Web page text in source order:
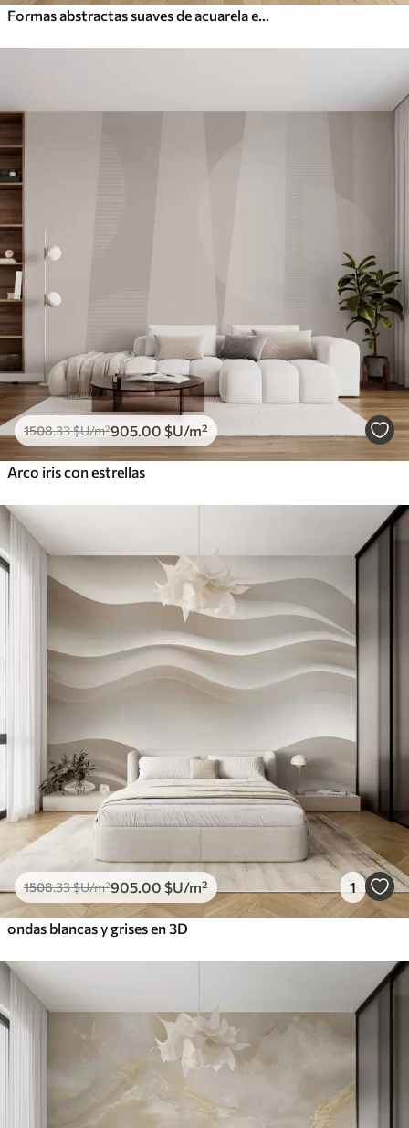
Formas abstractas suaves de acuarela en tonos de azul, verde y blanco
1508.33$U/m²905.00 $U/m²
Arco iris con estrellas
1508.33$U/m²905.00 $U/m² 1
ondas blancas y grises en 3D